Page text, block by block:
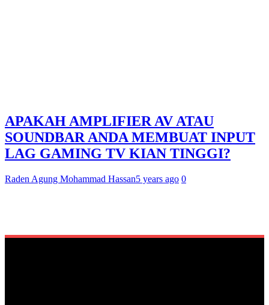
APAKAH AMPLIFIER AV ATAU
SOUNDBAR ANDA MEMBUAT INPUT
LAG GAMING TV KIAN TINGGI?
Raden Agung Mohammad Hassan5 years ago 0